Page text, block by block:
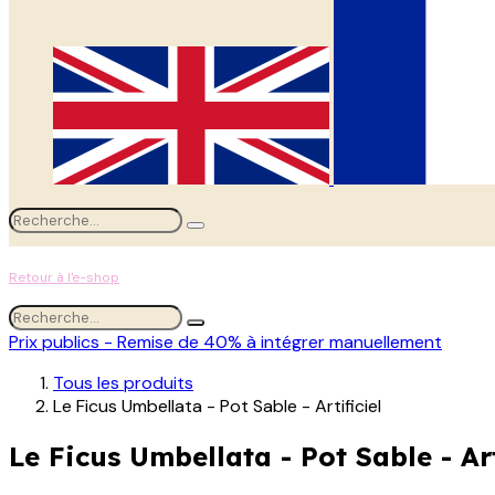
Retour à l'e-shop
Prix publics - Remise de 40% à intégrer manuellement
Tous les produits
Le Ficus Umbellata - Pot Sable - Artificiel
Le Ficus Umbellata - Pot Sable -